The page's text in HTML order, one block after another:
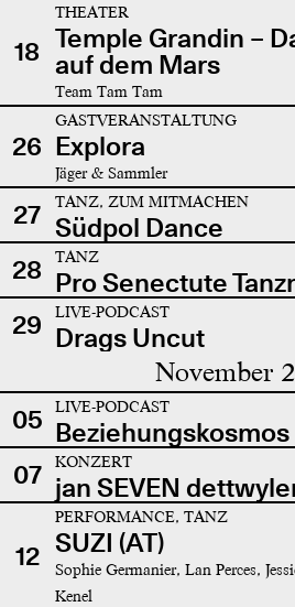
18
THEATER
Temple Grandin –
auf dem Mars
Team Tam Tam
26
GASTVERANSTALTUNG
Explora
Jäger & Sammler
27 TANZ, ZUM MITMACHEN
Südpol Dance
28
TANZ
Pro Senectute
29
LIVE-PODCAST
Drags Uncut
November
05 LIVE-PODCAST
Beziehungskosmos
07
KONZERT
jan SEVEN
12
PERFORMANCE, TANZ
SUZI (AT)
Sophie Germanier, Lan Perces,
Kenel